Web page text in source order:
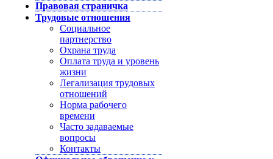
Правовая страничка
Трудовые отношения
Социальное
партнерство
Охрана труда
Оплата труда и уровень
жизни
Легализация трудовых
отношений
Норма рабочего
времени
Часто задаваемые
вопросы
Контакты